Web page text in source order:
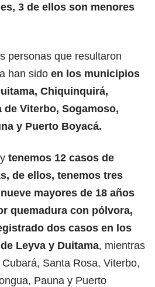
3 de ellos son menores
personas que resultaron
han sido en los municipios
Chiquinquirá,
de Viterbo, Sogamoso,
y Puerto Boyacá.
tenemos 12 casos de
de ellos, tenemos tres
mayores de 18 años
quemadura con pólvora,
dos casos en los
Leyva y Duitama, mientras
Santa Rosa, Viterbo,
Pauna y Puerto